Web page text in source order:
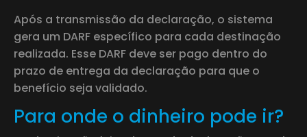
Após a transmissão da declaração, o sistema
gera um DARF específico para cada destinação
realizada. Esse DARF deve ser pago dentro do
prazo de entrega da declaração para que o
benefício seja validado.
Para onde o dinheiro pode ir?